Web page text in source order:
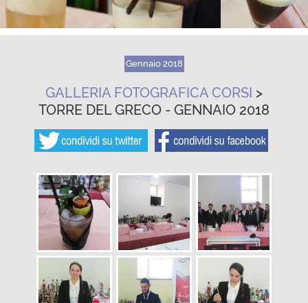
Gennaio 2018
GALLERIA FOTOGRAFICA CORSI >
TORRE DEL GRECO - GENNAIO 2018